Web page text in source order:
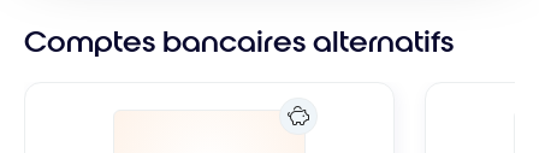
Comptes bancaires alternatifs